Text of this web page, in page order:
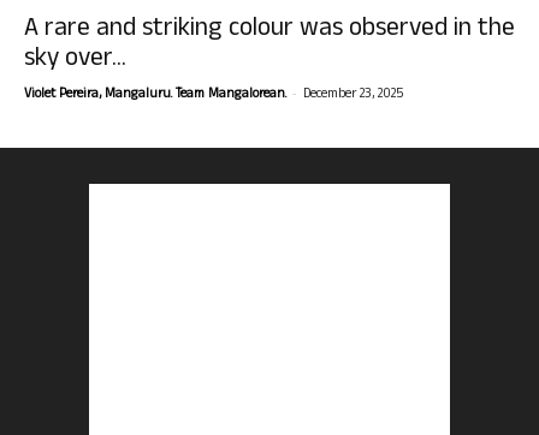
A rare and striking colour was observed in the
sky over...
Violet Pereira, Mangaluru. Team Mangalorean. - December 23, 2025